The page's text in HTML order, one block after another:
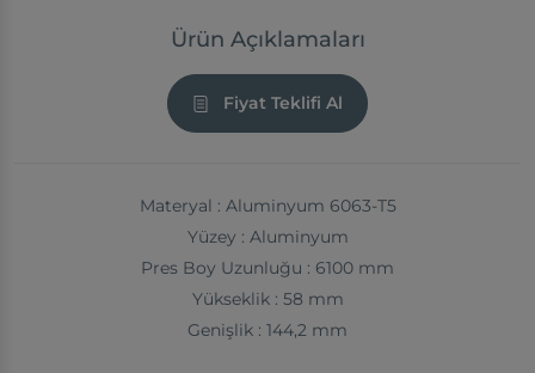
Ürün Açıklamaları
Fiyat Teklifi Al
Materyal : Aluminyum 6063-T5
Yüzey : Aluminyum
Pres Boy Uzunluğu : 6100 mm
Yükseklik : 58 mm
Genişlik : 144,2 mm